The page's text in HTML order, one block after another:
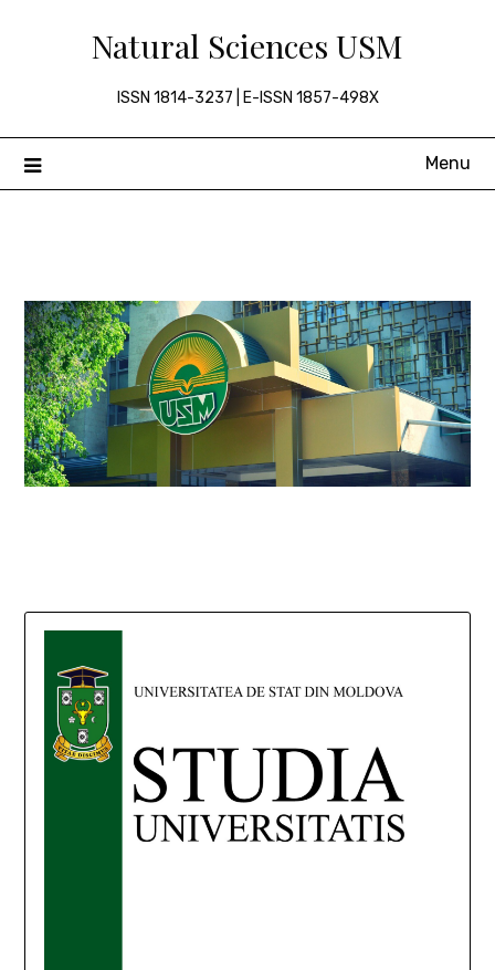
Natural Sciences USM
ISSN 1814-3237 | E-ISSN 1857-498X
Menu